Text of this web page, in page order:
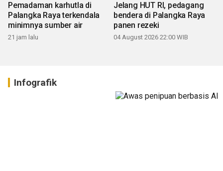
Pemadaman karhutla di
Palangka Raya terkendala
minimnya sumber air
21 jam lalu
Jelang HUT RI, pedagang
bendera di Palangka Raya
panen rezeki
04 August 2026 22:00 WIB
Infografik